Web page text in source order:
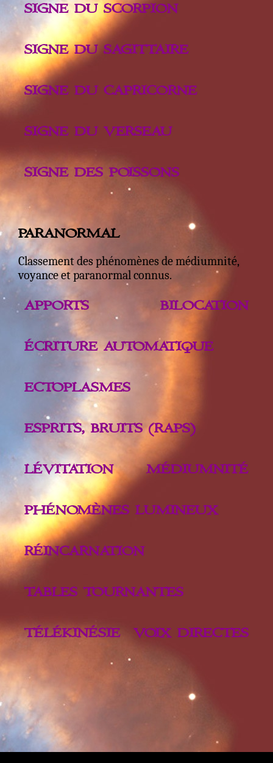
SIGNE DU SCORPION
SIGNE DU SAGITTAIRE
SIGNE DU CAPRICORNE
SIGNE DU VERSEAU
SIGNE DES POISSONS
PARANORMAL
Classement des phénomènes de médiumnité,
voyance et paranormal connus.
APPORTS BILOCATION
ÉCRITURE AUTOMATIQUE
ECTOPLASMES
ESPRITS, BRUITS (RAPS)
LÉVITATION MÉDIUMNITÉ
PHÉNOMÈNES LUMINEUX
RÉINCARNATION
TABLES TOURNANTES
TÉLÉKINÉSIE VOIX DIRECTES